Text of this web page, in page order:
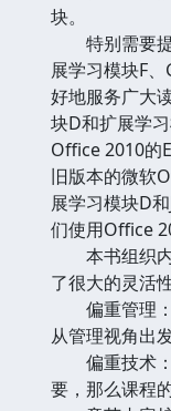
块。
特别需要提
展学习模块F
好地服务广大
块D和扩展学
Office 2010的
旧版本的微软
展学习模块D
们使用Office
本书组织内
了很大的灵活性
偏重管理：
从管理视角出
偏重技术：
要，那么课程